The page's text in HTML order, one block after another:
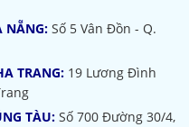
NẴNG: Số 5 Vân Đồn - Q.
TRANG: 19 Lương Đình
TÀU: Số 700 Đường 30/4,